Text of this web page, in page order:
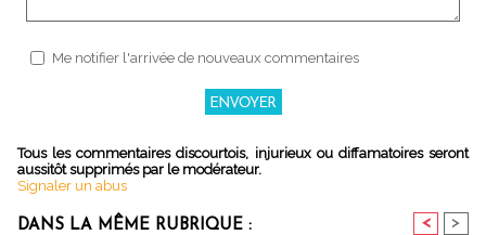
Me notifier l'arrivée de nouveaux commentaires
Tous les commentaires discourtois, injurieux ou diffamatoires seront
aussitôt supprimés par le modérateur.
Signaler un abus
DANS LA MÊME RUBRIQUE : < >